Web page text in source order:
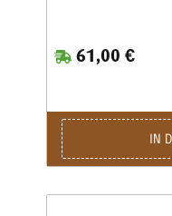
Pulverfüllen in einem
Dillon-Matrizensätze
61,00 €
IN